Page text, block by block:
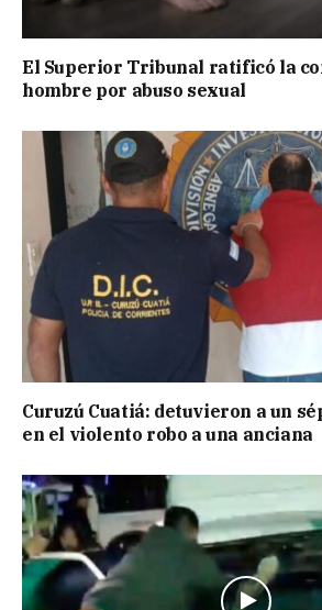
El Superior Tribunal ratificó la
hombre por abuso sexual
Curuzú Cuatiá: detuvieron a un
en el violento robo a una anciana